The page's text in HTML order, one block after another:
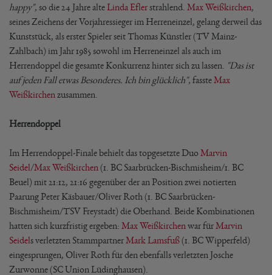
happy", so die 24 Jahre alte Linda Eflerstrahlend. Max Weißkirchen,
seines Zeichens der Vorjahressieger im Herreneinzel, gelang derweil das
Kunststück, als erster Spieler seit Thomas Künstler (TV Mainz-
Zahlbach) im Jahr 1985 sowohl im Herreneinzel als auch im
Herrendoppel die gesamte Konkurrenz hinter sich zu lassen.
"Das ist
auf jeden Fall etwas Besonderes. Ich bin glücklich", fassteMax
Weißkirchen zusammen.
Herrendoppel
Im Herrendoppel-Finale behielt das topgesetzte DuoMarvin
Seidel/Max Weißkirchen (1. BC Saarbrücken-Bischmisheim/1. BC
Beuel) mit 21:12, 21:16 gegenüber der an Position zwei notierten
Paarung Peter Käsbauer/Oliver Roth (1. BC Saarbrücken-
Bischmisheim/TSV Freystadt) die Oberhand. Beide Kombinationen
hatten sich kurzfristig ergeben: Max Weißkirchen war fürMarvin
Seidels verletzten StammpartnerMark Lamsfuß(1. BC Wipperfeld)
eingesprungen, Oliver Roth für den ebenfalls verletzten Josche
Zurwonne (SC Union Lüdinghausen).